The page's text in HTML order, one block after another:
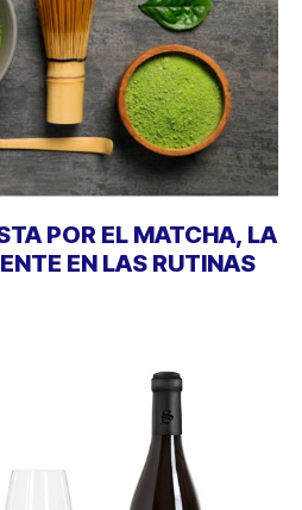
POR EL MATCHA, LA
EN LAS RUTINAS